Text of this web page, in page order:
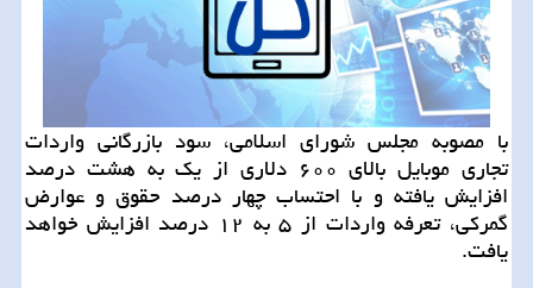
با مصوبه مجلس شورای اسلامی، سود بازرگانی واردات
تجاری موبایل بالای ۶۰۰ دلاری از یک به هشت درصد
افزایش یافته و با احتساب چهار درصد حقوق و عوارض
گمرکی، تعرفه واردات از ۵ به ۱۲ درصد افزایش خواهد
یافت.